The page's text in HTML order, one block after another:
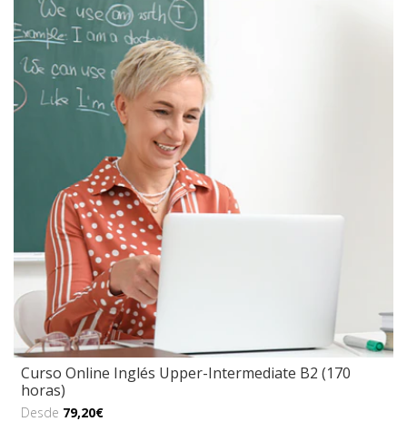
Curso Online Inglés Upper-Intermediate B2 (170
horas)
Desde 79,20€